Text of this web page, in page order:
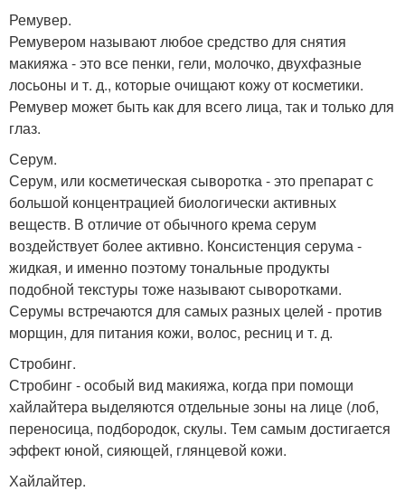
Ремувер.
Ремувером называют любое средство для снятия
макияжа - это все пенки, гели, молочко, двухфазные
лосьоны и т. д., которые очищают кожу от косметики.
Ремувер может быть как для всего лица, так и только для
глаз.
Серум.
Серум, или косметическая сыворотка - это препарат с
большой концентрацией биологически активных
веществ. В отличие от обычного крема серум
воздействует более активно. Консистенция серума -
жидкая, и именно поэтому тональные продукты
подобной текстуры тоже называют сыворотками.
Серумы встречаются для самых разных целей - против
морщин, для питания кожи, волос, ресниц и т. д.
Стробинг.
Стробинг - особый вид макияжа, когда при помощи
хайлайтера выделяются отдельные зоны на лице (лоб,
переносица, подбородок, скулы. Тем самым достигается
эффект юной, сияющей, глянцевой кожи.
Хайлайтер.